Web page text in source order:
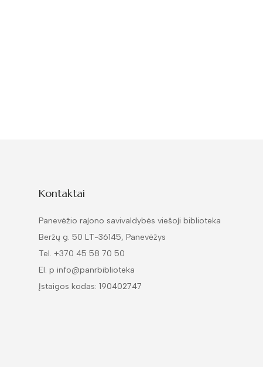
Kontaktai
Panevėžio rajono savivaldybės viešoji biblioteka
Beržų g. 50 LT-36145, Panevėžys
Tel. +370 45 58 70 50
El. p info@panrbiblioteka
Įstaigos kodas: 190402747